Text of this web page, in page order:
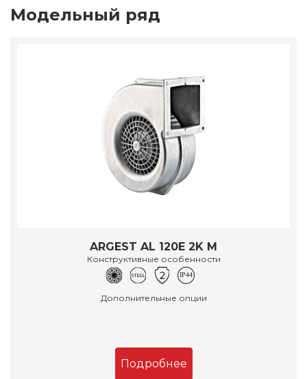
Модельный ряд
ARGEST AL 120E 2K M
Конструктивные особенности
Дополнительные опции
Подробнее